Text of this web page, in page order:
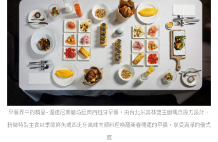
早餐界中的精品-渥達尼斯磨坊經典西班牙早餐，由台北米其林雙主廚親自操刀設計，
精緻特製主食以季節鮮魚或西班牙風味肉類料理喚醒新春開運的早晨，享受滿滿的儀式
感